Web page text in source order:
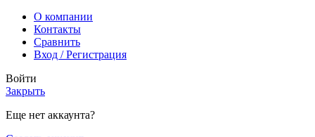
О компании
Контакты
Сравнить
Вход / Регистрация
Войти
Закрыть
Еще нет аккаунта?